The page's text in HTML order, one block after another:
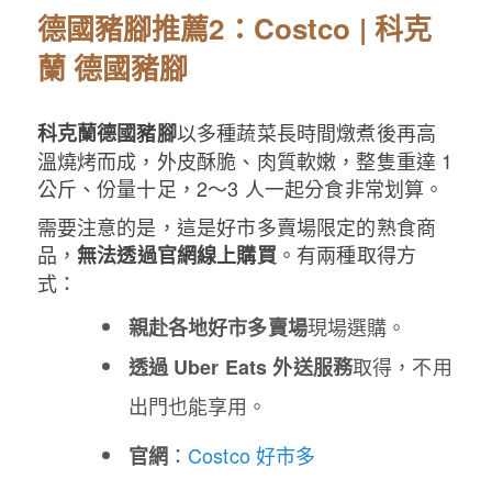
德國豬腳推薦2：Costco | 科克
蘭 德國豬腳
科克蘭德國豬腳以多種蔬菜長時間燉煮後再高
溫燒烤而成，外皮酥脆、肉質軟嫩，整隻重達 1
公斤、份量十足，2～3 人一起分食非常划算。
需要注意的是，這是好市多賣場限定的熟食商
品， 無法透過官網線上購買 。有兩種取得方
式：
親赴各地好市多賣場現場選購。
透過 Uber Eats 外送服務取得，不用
出門也能享用。
官網： Costco 好市多